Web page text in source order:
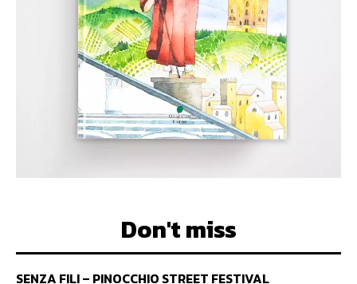
Don't miss
SENZA FILI – PINOCCHIO STREET FESTIVAL